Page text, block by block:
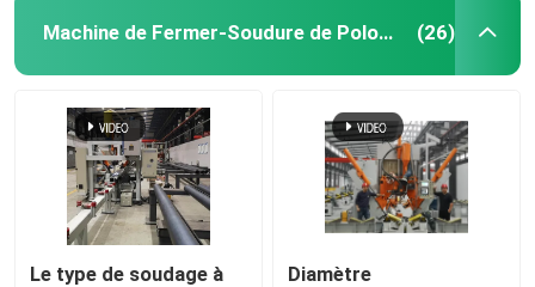
Machine de Fermer-Soudure de Polonais léger (26)
Le type de soudage à
Diamètre